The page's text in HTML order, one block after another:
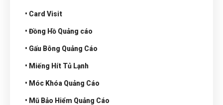
• Card Visit
• Đồng Hồ Quảng cáo
• Gấu Bông Quảng Cáo
• Miếng Hít Tủ Lạnh
• Móc Khóa Quảng Cáo
• Mũ Bảo Hiểm Quảng Cáo